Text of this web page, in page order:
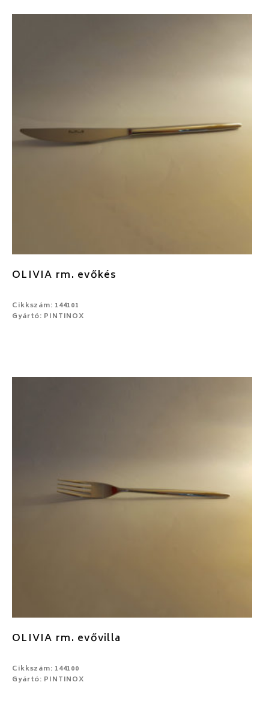
OLIVIA rm. evőkés
Cikkszám: 144101
Gyártó: PINTINOX
OLIVIA rm. evővilla
Cikkszám: 144100
Gyártó: PINTINOX